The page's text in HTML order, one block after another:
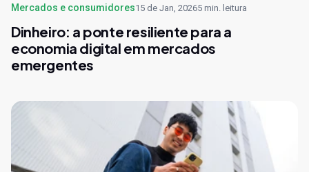
Mercados e consumidores15 de Jan, 20265 min. leitura
Dinheiro: a ponte resiliente para a
economia digital em mercados
emergentes